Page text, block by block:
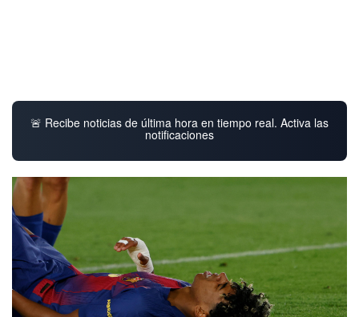
🚨 Recibe noticias de última hora en tiempo real. Activa las
notificaciones